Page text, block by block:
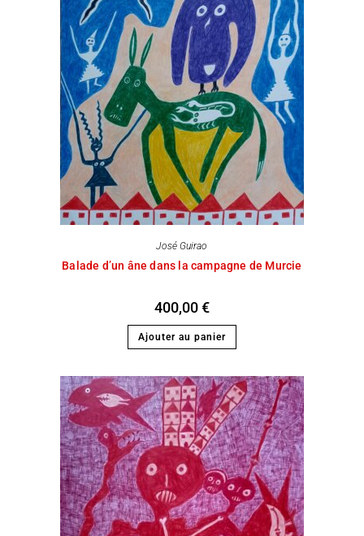
José Guirao
Balade d’un âne dans la campagne de Murcie
400,00€
Ajouter au panier